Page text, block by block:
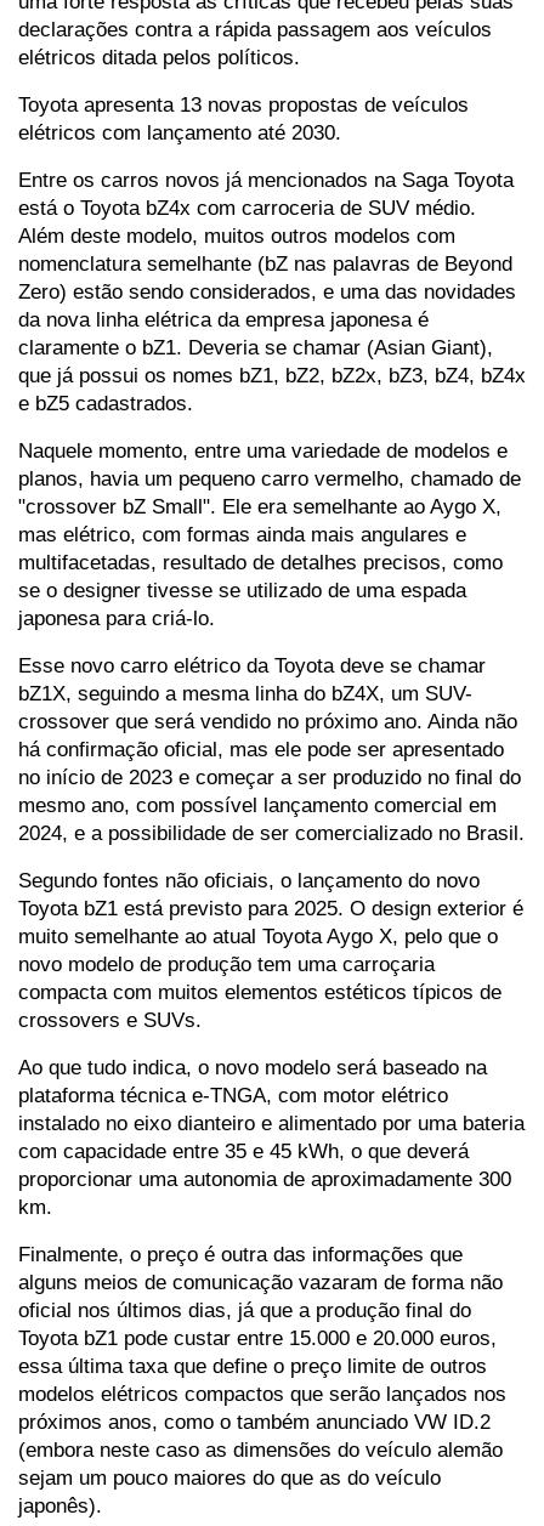
declarações contra a rápida passagem aos veículos
elétricos ditada pelos políticos.
Toyota apresenta 13 novas propostas de veículos
elétricos com lançamento até 2030.
Entre os carros novos já mencionados na Saga Toyota
está o Toyota bZ4x com carroceria de SUV médio.
Além deste modelo, muitos outros modelos com
nomenclatura semelhante (bZ nas palavras de Beyond
Zero) estão sendo considerados, e uma das novidades
da nova linha elétrica da empresa japonesa é
claramente o bZ1. Deveria se chamar (Asian Giant),
que já possui os nomes bZ1, bZ2, bZ2x, bZ3, bZ4, bZ4x
e bZ5 cadastrados.
Naquele momento, entre uma variedade de modelos e
planos, havia um pequeno carro vermelho, chamado de
"crossover bZ Small". Ele era semelhante ao Aygo X,
mas elétrico, com formas ainda mais angulares e
multifacetadas, resultado de detalhes precisos, como
se o designer tivesse se utilizado de uma espada
japonesa para criá-lo.
Esse novo carro elétrico da Toyota deve se chamar
bZ1X, seguindo a mesma linha do bZ4X, um SUV-
crossover que será vendido no próximo ano. Ainda não
há confirmação oficial, mas ele pode ser apresentado
no início de 2023 e começar a ser produzido no final do
mesmo ano, com possível lançamento comercial em
2024, e a possibilidade de ser comercializado no Brasil.
Segundo fontes não oficiais, o lançamento do novo
Toyota bZ1 está previsto para 2025. O design exterior é
muito semelhante ao atual Toyota Aygo X, pelo que o
novo modelo de produção tem uma carroçaria
compacta com muitos elementos estéticos típicos de
crossovers e SUVs.
Ao que tudo indica, o novo modelo será baseado na
plataforma técnica e-TNGA, com motor elétrico
instalado no eixo dianteiro e alimentado por uma bateria
com capacidade entre 35 e 45 kWh, o que deverá
proporcionar uma autonomia de aproximadamente 300
km.
Finalmente, o preço é outra das informações que
alguns meios de comunicação vazaram de forma não
oficial nos últimos dias, já que a produção final do
Toyota bZ1 pode custar entre 15.000 e 20.000 euros,
essa última taxa que define o preço limite de outros
modelos elétricos compactos que serão lançados nos
próximos anos, como o também anunciado VW ID.2
(embora neste caso as dimensões do veículo alemão
sejam um pouco maiores do que as do veículo
japonês).